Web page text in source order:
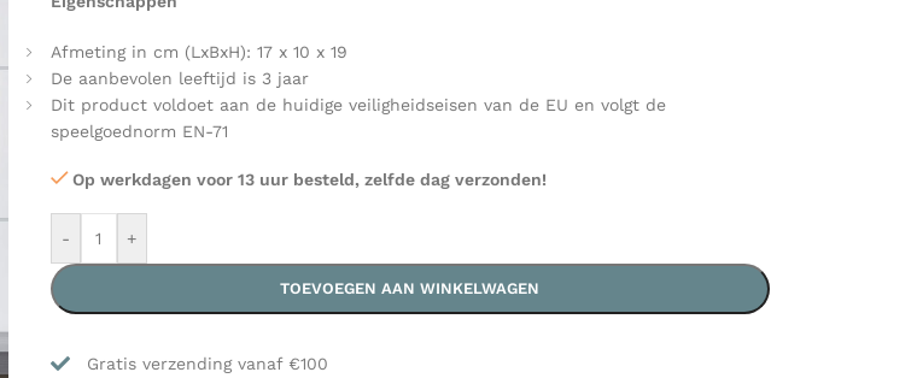
Afmeting in cm (LxBxH): 17 x 10 x 19
De aanbevolen leeftijd is 3 jaar
Dit product voldoet aan de huidige veiligheidseisen van de EU en volgt de
speelgoednorm EN-71
Op werkdagen voor 13 uur besteld, zelfde dag verzonden!
- +
TOEVOEGEN AAN WINKELWAGEN
Gratis verzending vanaf €100